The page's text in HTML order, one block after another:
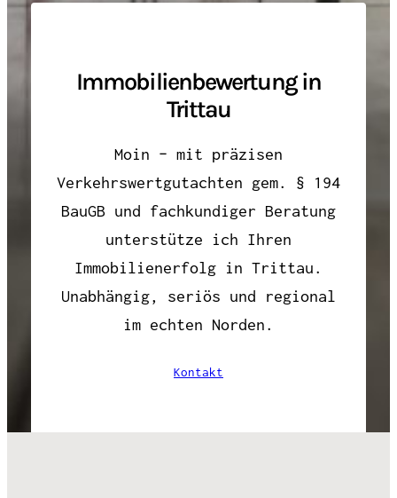
Immobilienbewertung in
Trittau
Moin – mit präzisen
Verkehrswertgutachten gem. § 194
BauGB und fachkundiger Beratung
unterstütze ich Ihren
Immobilienerfolg in Trittau.
Unabhängig, seriös und regional
im echten Norden.
Kontakt